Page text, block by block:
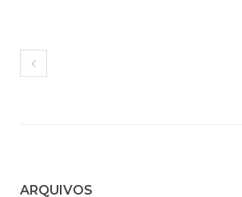
ARQUIVOS